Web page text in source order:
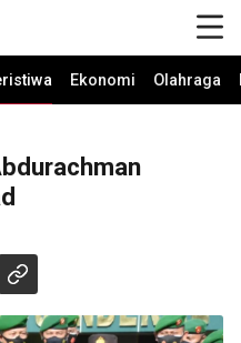
Ekonomi Olahraga